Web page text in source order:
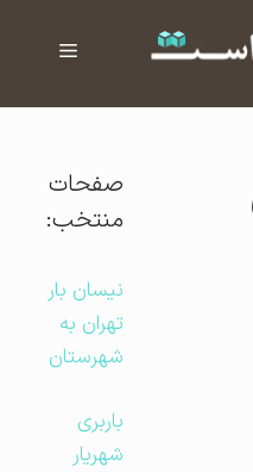
فهرست
صفحات
منتخب:
نیسان بار
تهران به
شهرستان
باربری
شهریار